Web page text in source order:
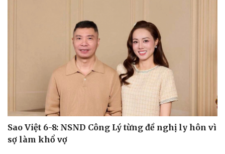
Sao Việt 6-8: NSND Công Lý từng đề nghị ly hôn vì
sợ làm khổ vợ